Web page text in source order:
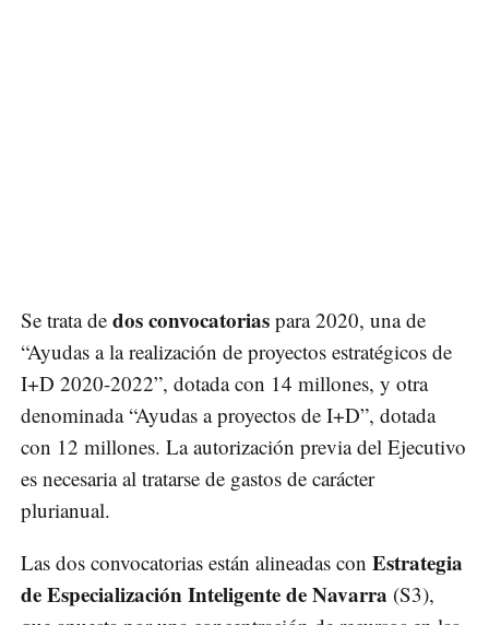
Se trata de dos convocatorias para 2020, una de
“Ayudas a la realización de proyectos estratégicos de
I+D 2020-2022”, dotada con 14 millones, y otra
denominada “Ayudas a proyectos de I+D”, dotada
con 12 millones. La autorización previa del Ejecutivo
es necesaria al tratarse de gastos de carácter
plurianual.
Las dos convocatorias están alineadas con Estrategia
de Especialización Inteligente de Navarra (S3),